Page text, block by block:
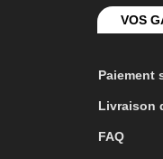
VOS
Paiement
Livraison
FAQ